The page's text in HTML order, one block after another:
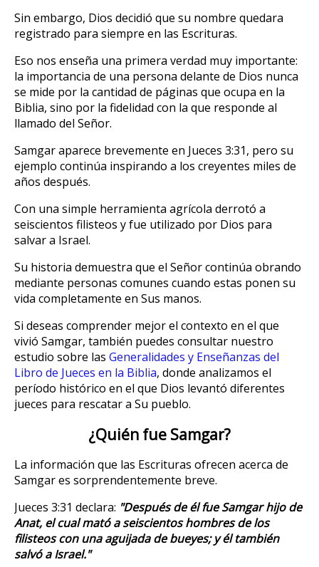
Sin embargo, Dios decidió que su nombre quedara
registrado para siempre en las Escrituras.
Eso nos enseña una primera verdad muy importante:
la importancia de una persona delante de Dios nunca
se mide por la cantidad de páginas que ocupa en la
Biblia, sino por la fidelidad con la que responde al
llamado del Señor.
Samgar aparece brevemente en Jueces 3:31, pero su
ejemplo continúa inspirando a los creyentes miles de
años después.
Con una simple herramienta agrícola derrotó a
seiscientos filisteos y fue utilizado por Dios para
salvar a Israel.
Su historia demuestra que el Señor continúa obrando
mediante personas comunes cuando estas ponen su
vida completamente en Sus manos.
Si deseas comprender mejor el contexto en el que
vivió Samgar, también puedes consultar nuestro
estudio sobre las Generalidades y Enseñanzas del
Libro de Jueces en la Biblia, donde analizamos el
período histórico en el que Dios levantó diferentes
jueces para rescatar a Su pueblo.
¿Quién fue Samgar?
La información que las Escrituras ofrecen acerca de
Samgar es sorprendentemente breve.
Jueces 3:31 declara: "Después de él fue Samgar hijo de
Anat, el cual mató a seiscientos hombres de los
filisteos con una aguijada de bueyes; y él también
salvó a Israel."